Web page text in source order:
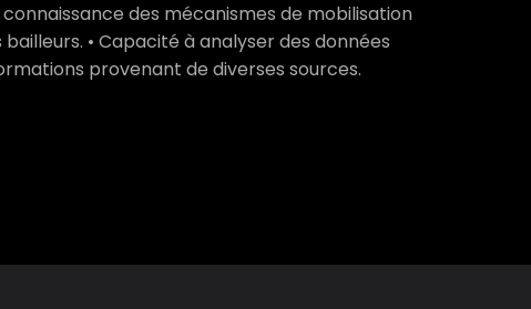
des mécanismes de mobilisation
• Capacité à analyser des données
provenant de diverses sources.